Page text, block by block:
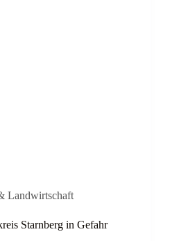
Landwirtschaft
Starnberg in Gefahr